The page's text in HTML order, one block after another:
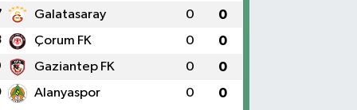
Galatasaray 0 0
Çorum FK 0 0
Gaziantep FK 0 0
Alanyaspor 0 0